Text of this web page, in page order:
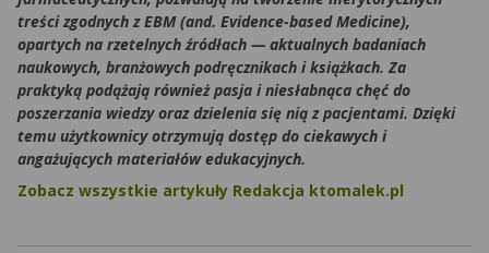
treści zgodnych z EBM (and. Evidence-based Medicine),
opartych na rzetelnych źródłach — aktualnych badaniach
naukowych, branżowych podręcznikach i książkach. Za
praktyką podążają również pasja i niesłabnąca chęć do
poszerzania wiedzy oraz dzielenia się nią z pacjentami. Dzięki
temu użytkownicy otrzymują dostęp do ciekawych i
angażujących materiałów edukacyjnych.
Zobacz wszystkie artykuły Redakcja ktomalek.pl